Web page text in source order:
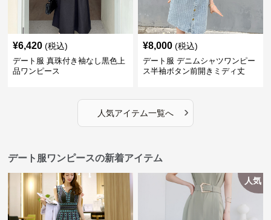
¥6,420 (税込)
デート服 真珠付き袖なし黒色上
品ワンピース
¥8,000 (税込)
デート服 デニムシャツワンピー
ス半袖ボタン前開きミディ丈
人気アイテム一覧へ ›
デート服ワンピースの新着アイテム
人気